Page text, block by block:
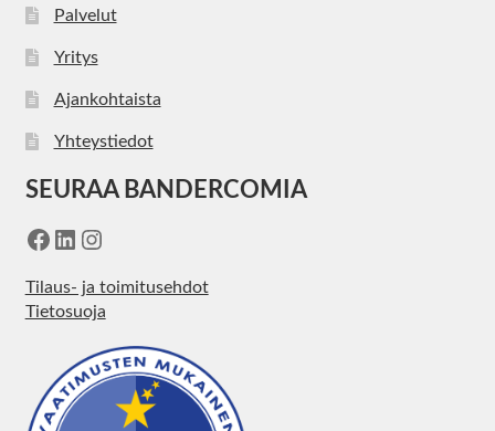
Palvelut
Yritys
Ajankohtaista
Yhteystiedot
SEURAA BANDERCOMIA
Facebook
LinkedIn
Instagram
Tilaus- ja toimitusehdot
Tietosuoja